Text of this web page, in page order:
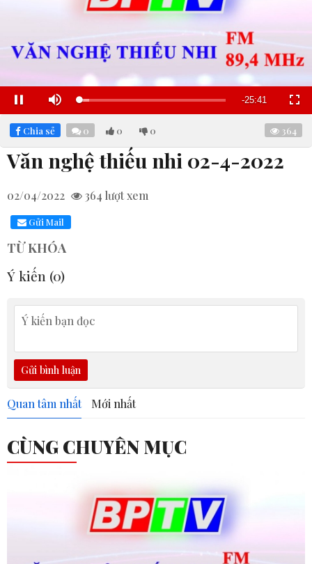
Pause Mute Loaded:
6.87%
Remaining
-25:40
Chia sẻ 0 0 0 364
Văn nghệ thiếu nhi 02-4-2022
02/04/2022 364 lượt xem
Gửi Mail
TỪ KHÓA
Ý kiến (0)
Gửi bình luận
Quan tâm nhất Mới nhất
CÙNG CHUYÊN MỤC